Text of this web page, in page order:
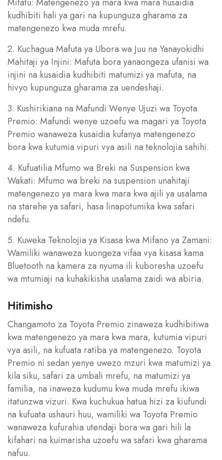
kudhibiti hali ya gari na kupunguza gharama za
matengenezo kwa muda mrefu.
2. Kuchagua Mafuta ya Ubora wa Juu na Yanayokidhi
Mahitaji ya Injini: Mafuta bora yanaongeza ufanisi wa
injini na kusaidia kudhibiti matumizi ya mafuta, na
hivyo kupunguza gharama za uendeshaji.
3. Kushirikiana na Mafundi Wenye Ujuzi wa Toyota
Premio: Mafundi wenye uzoefu wa magari ya Toyota
Premio wanaweza kusaidia kufanya matengenezo
bora kwa kutumia vipuri vya asili na teknolojia sahihi.
4. Kufuatilia Mfumo wa Breki na Suspension kwa
Wakati: Mfumo wa breki na suspension unahitaji
matengenezo ya mara kwa mara kwa ajili ya usalama
na starehe ya safari, hasa linapotumika kwa safari
ndefu.
5. Kuweka Teknolojia ya Kisasa kwa Mifano ya Zamani:
Wamiliki wanaweza kuongeza vifaa vya kisasa kama
Bluetooth na kamera za nyuma ili kuboresha uzoefu
wa mtumiaji na kuhakikisha usalama zaidi wa abiria.
Hitimisho
Changamoto za Toyota Premio zinaweza kudhibitiwa
kwa matengenezo ya mara kwa mara, kutumia vipuri
vya asili, na kufuata ratiba ya matengenezo. Toyota
Premio ni sedan yenye uwezo mzuri kwa matumizi ya
kila siku, safari za umbali mrefu, na matumizi ya
familia, na inaweza kudumu kwa muda mrefu ikiwa
itatunzwa vizuri. Kwa kuchukua hatua hizi za kiufundi
na kufuata ushauri huu, wamiliki wa Toyota Premio
wanaweza kufurahia utendaji bora wa gari hili la
kifahari na kuimarisha uzoefu wa safari kwa gharama
nafuu.